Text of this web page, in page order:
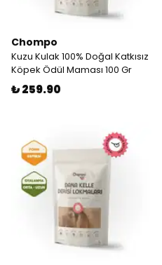
Chompo
Kuzu Kulak 100% Doğal Katkısız
Köpek Ödül Maması 100 Gr
₺ 259.90